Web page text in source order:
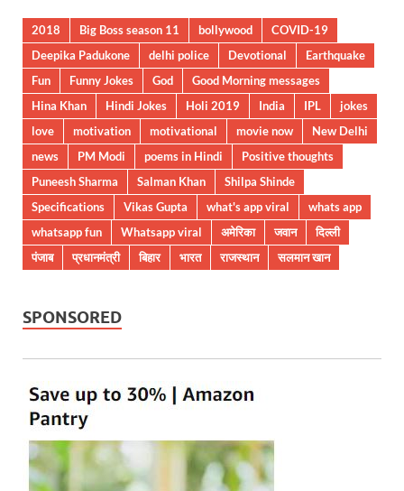
2018 Big Boss season 11 bollywood
COVID-19
Deepika Padukone
delhi police Devotional
Earthquake
Fun
Funny Jokes God
Good Morning messages
Hina Khan
Hindi Jokes Holi 2019 India IPL
jokes
love
motivation motivational movie now
New Delhi
news
PM Modi poems in Hindi
Positive thoughts
Puneesh Sharma
Salman Khan
Shilpa Shinde
Specifications
Vikas Gupta what's app viral
whats app
whatsapp fun
Whatsapp viral अमेरिका जवान
दिल्ली
पंजाब
प्रधानमंत्री बिहार भारत राजस्थान सलमान खान
SPONSORED